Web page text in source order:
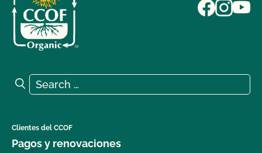
Search for:
Search
Clientes del CCOF
Pagos y renovaciones